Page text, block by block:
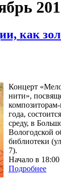
как
Концерт
нити»,
года,
среду, в
Вологодской
библиотеки
7).
Начало в 18:00
Подробнее